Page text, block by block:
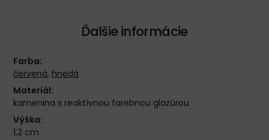
Ďalšie informácie
Farba:
červená, hnedá
Materiál:
kamenina s reaktívnou farebnou glazúrou
Výška:
1,2 cm